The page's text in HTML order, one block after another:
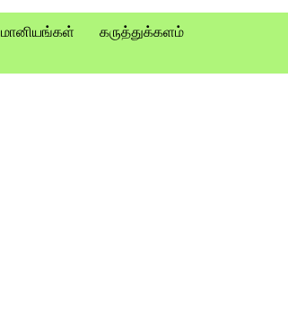
மானியங்கள்
கருத்துக்களம்